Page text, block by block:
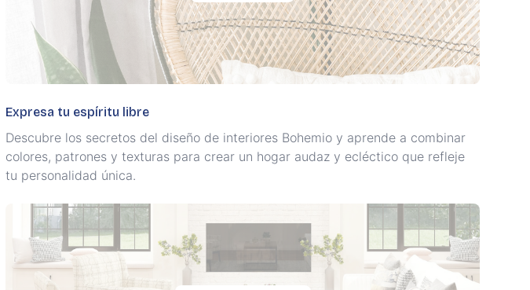
Expresa tu espíritu libre
Descubre los secretos del diseño de interiores Bohemio y aprende a combinar
colores, patrones y texturas para crear un hogar audaz y ecléctico que refleje
tu personalidad única.